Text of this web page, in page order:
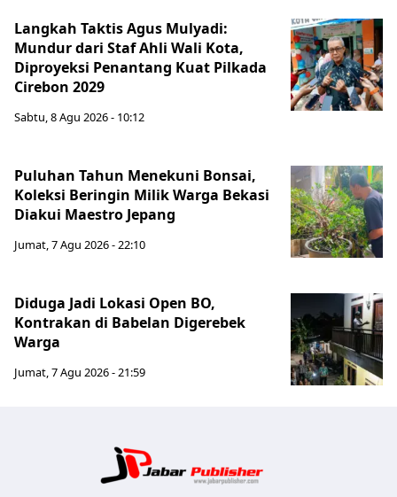
Langkah Taktis Agus Mulyadi:
Mundur dari Staf Ahli Wali Kota,
Diproyeksi Penantang Kuat Pilkada
Cirebon 2029
Sabtu, 8 Agu 2026 - 10:12
Puluhan Tahun Menekuni Bonsai,
Koleksi Beringin Milik Warga Bekasi
Diakui Maestro Jepang
Jumat, 7 Agu 2026 - 22:10
Diduga Jadi Lokasi Open BO,
Kontrakan di Babelan Digerebek
Warga
Jumat, 7 Agu 2026 - 21:59